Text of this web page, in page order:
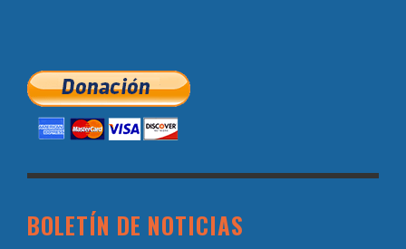
BOLETÍN DE NOTICIAS